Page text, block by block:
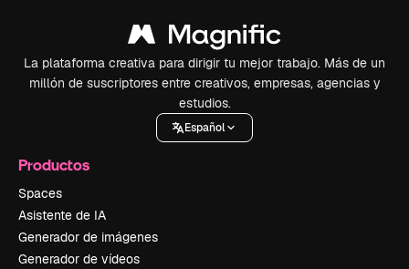
La plataforma creativa para dirigir tu mejor trabajo. Más de un
millón de suscriptores entre creativos, empresas, agencias y
estudios.
Español
Productos
Spaces
Asistente de IA
Generador de imágenes
Generador de vídeos